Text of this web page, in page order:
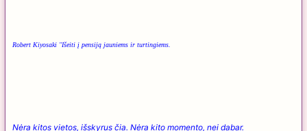
Robert Kiyosaki "Išeiti į pensiją jauniems ir turtingiems.
Nėra kitos vietos, išskyrus čia. Nėra kito momento, nei dabar.